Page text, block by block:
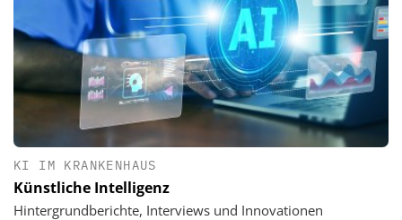
KI IM KRANKENHAUS
Künstliche Intelligenz
Hintergrundberichte, Interviews und Innovationen